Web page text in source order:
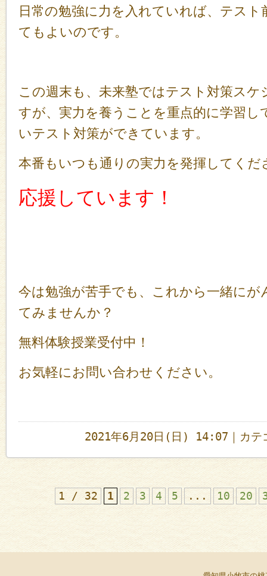
日常の勉強に力を入れていれば、テス
てもよいのです。
この週末も、未来塾ではテスト対策ス
すが、実力を養うことを重点的に学習し
いテスト対策ができています。
本番もいつも通りの実力を発揮してくだ
応援しています！
今は勉強が苦手でも、これから一緒に
てみませんか？
無料体験授業受付中！
お気軽にお問い合わせください。
2021年6月20日(日) 14:07｜カテ
1 / 32 1 2 3 4 5 ... 10 20